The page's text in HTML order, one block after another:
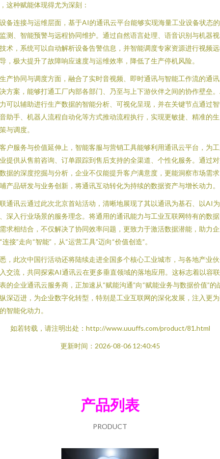
这种赋能体现得尤为深刻：
备连接与运维层面，基于AI的通讯云平台能够实现海量工业设备状态
测、智能预警与远程协同维护。通过自然语言处理、语音识别与机器
术，系统可以自动解析设备告警信息，并智能调度专家资源进行视频
，极大提升了故障响应速度与运维效率，降低了生产停机风险。
产协同与调度方面，融合了实时音视频、即时通讯与智能工作流的通
方案，能够打通工厂内部各部门、乃至与上下游伙伴之间的协作壁垒
可以辅助进行生产数据的智能分析、可视化呈现，并在关键节点通过
助手、机器人流程自动化等方式推动流程执行，实现更敏捷、精准的
与调度。
户服务与价值延伸上，智能客服与营销工具能够利用通讯云平台，为
提供从售前咨询、订单跟踪到售后支持的全渠道、个性化服务。通过
据的深度挖掘与分析，企业不仅能提升客户满意度，更能洞察市场需
产品研发与业务创新，将通讯互动转化为持续的数据资产与增长动力。
通讯云通过此次北京首站活动，清晰地展现了其以通讯为基石、以AI
深入行业场景的服务理念。将通用的通讯能力与工业互联网特有的数
求相结合，不仅解决了协同效率问题，更致力于激活数据潜能，助力
连接”走向“智能”，从“运营工具”迈向“价值创造”。
，此次中国行活动还将陆续走进全国多个核心工业城市，与各地产业
交流，共同探索AI通讯云在更多垂直领域的落地应用。这标志着以容
的企业通讯云服务商，正加速从“赋能沟通”向“赋能业务与数据价值”的
深迈进，为企业数字化转型，特别是工业互联网的深化发展，注入更
智能化动力。
如若转载，请注明出处：http://www.uuuffs.com/product/81.html
更新时间：2026-08-06 12:40:45
产品列表
PRODUCT